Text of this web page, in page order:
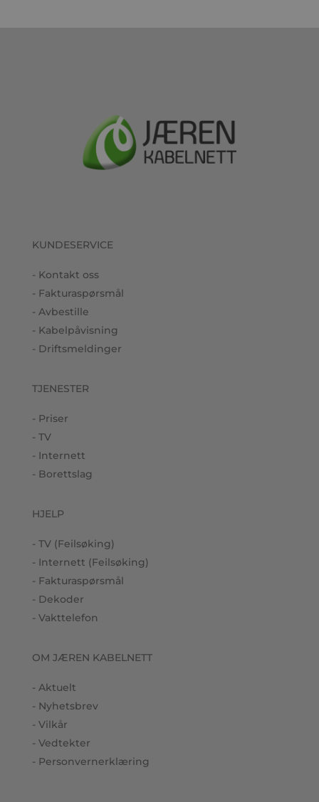
KUNDESERVICE
- Kontakt oss
- Fakturaspørsmål
- Avbestille
- Kabelpåvisning
- Driftsmeldinger
TJENESTER
- Priser
- TV
- Internett
- Borettslag
HJELP
- TV (Feilsøking)
- Internett (Feilsøking)
- Fakturaspørsmål
- Dekoder
- Vakttelefon
OM JÆREN KABELNETT
- Aktuelt
- Nyhetsbrev
- Vilkår
- Vedtekter
- Personvernerklæring